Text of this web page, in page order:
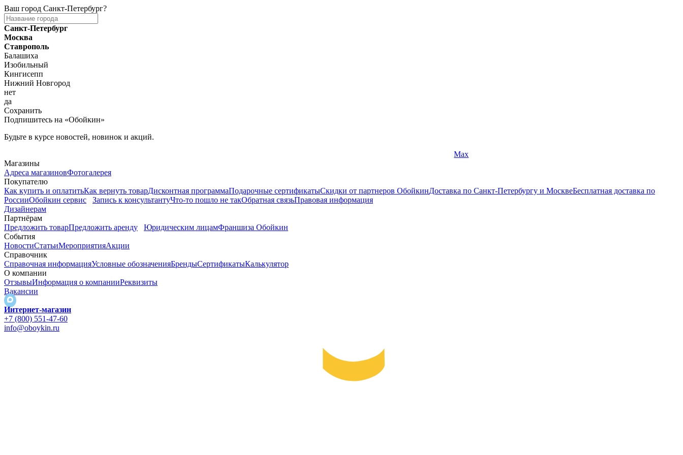
Ваш город Санкт-Петербург?
Санкт-Петербург
Москва
Ставрополь
Балашиха
Изобильный
Кингисепп
Нижний Новгород
нет
да
Сохранить
Подпишитесь на «Обойкин»
Будьте в курсе новостей, новинок и акций.
Max
Магазины
Адреса магазиновФотогалерея
Покупателю
Как купить и оплатитьКак вернуть товарДисконтная программаПодарочные сертификатыСкидки от партнеров ОбойкинДоставка по Санкт-Петербургу и МосквеБесплатная доставка по
РоссииОбойкин сервис Запись к консультантуЧто-то пошло не такОбратная связьПравовая информация
Дизайнерам
Партнёрам
Предложить товарПредложить аренду Юридическим лицамФраншиза Обойкин
События
НовостиСтатьиМероприятияАкции
Справочник
Справочная информацияУсловные обозначенияБрендыСертификатыКалькулятор
О компании
ОтзывыИнформация о компанииРеквизиты
Вакансии
Интернет-магазин
+7 (800) 551-47-60
info@oboykin.ru